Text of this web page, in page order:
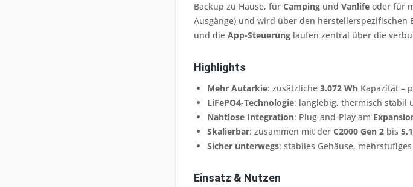
Backup zu Hause, für Camping und Vanlife oder für
Ausgänge) und wird über den
und die App-Steuerung laufen zentral über die
Highlights
Mehr Autarkie: zusätzliche 3.072 Wh Kapazität –
LiFePO4-Technologie: langlebig, thermisch stabil
Nahtlose Integration: Plug-and-Play am
Skalierbar: zusammen mit der C2000 Gen 2 bis
Sicher unterwegs: stabiles Gehäuse, mehrstufiges
Einsatz & Nutzen